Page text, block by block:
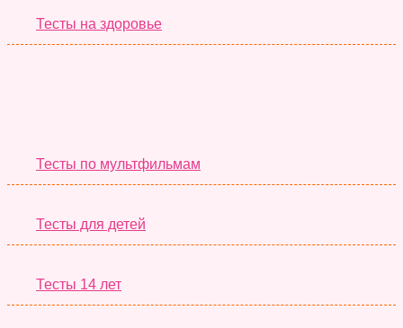
Тесты на здоровье
Тесты по мультфильмам
Тесты для детей
Тесты 14 лет